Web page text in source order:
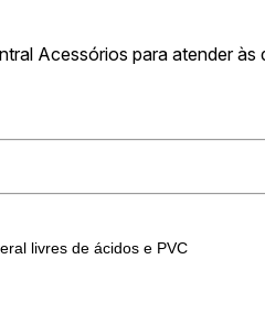
Acessórios para atender às
livres de ácidos e PVC